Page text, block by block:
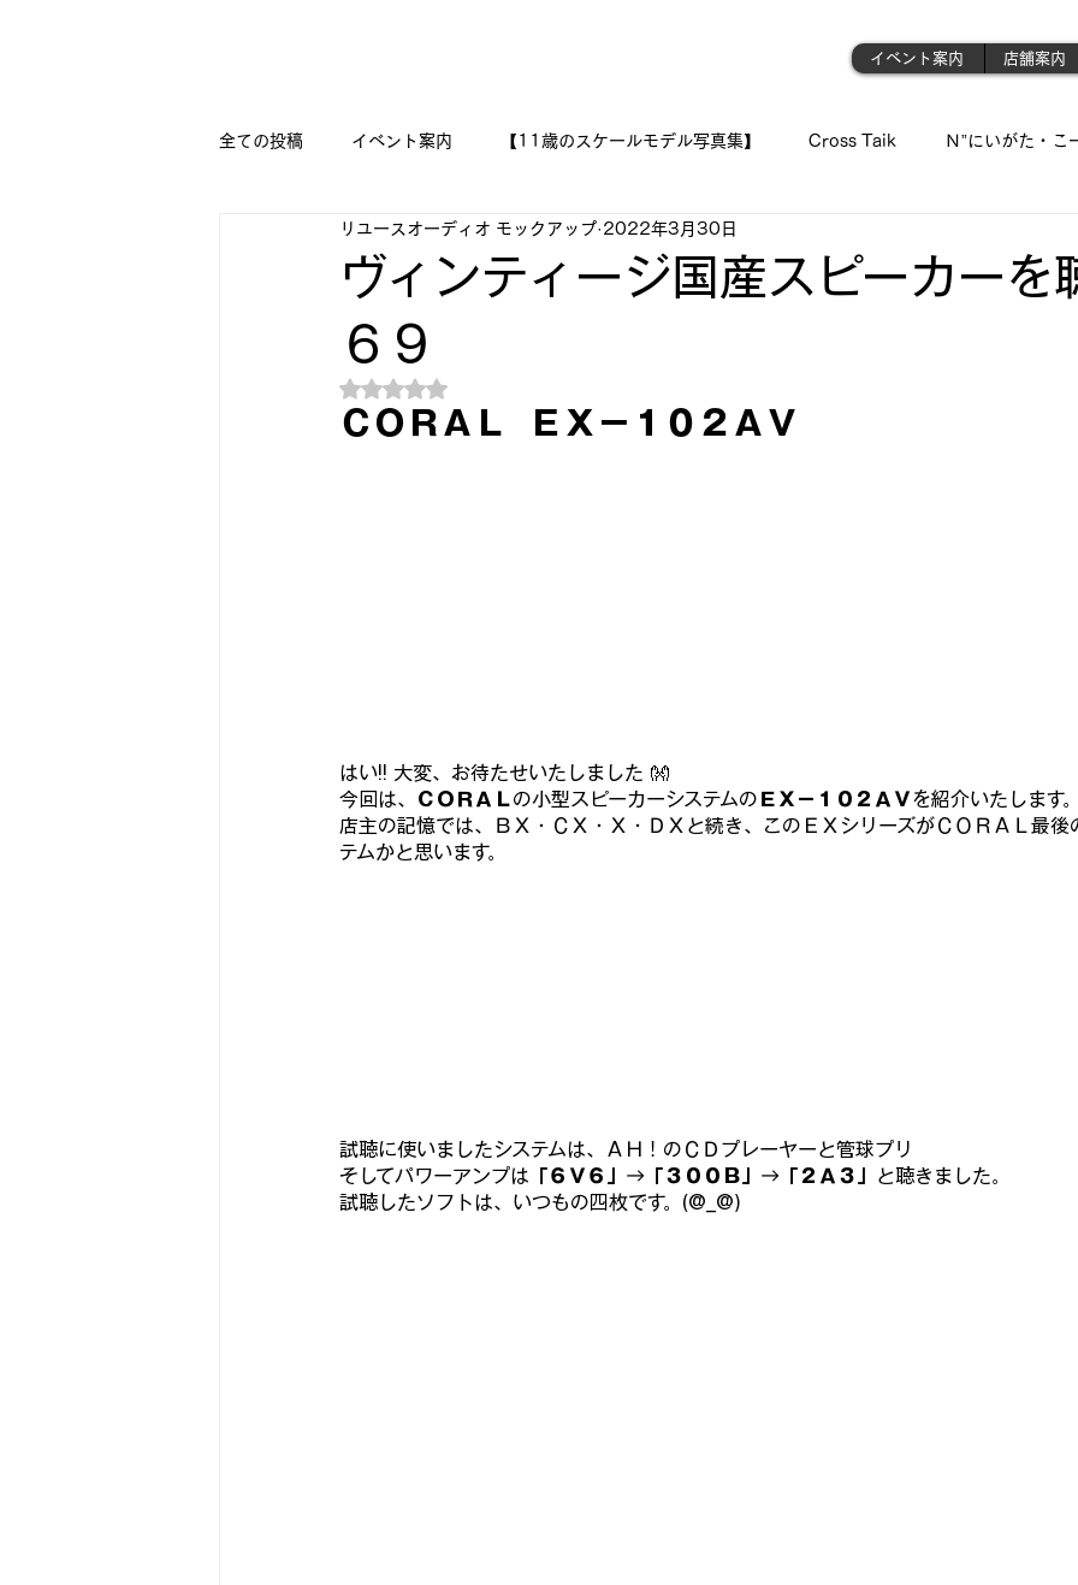
イベント案内 店舗案内
全ての投稿 イベント案内 【11歳のスケールモデル写真集】 Cross Taik Ｎ”にいがた・こ
【二刀流モデラー奮闘記】 Mockupの音波実習室!!
『今日は美術の時間です!!』
🔧メカニックの作品集 🔨 🛩 我が青春のプラ模型 🛥 『モデラーＮ氏の製作記録』
『パワーモデル作品集💪』 ヨンパチ飛行場✈✈✈
ヴィンティージ国産スピーカー
６９
リユースオーディオ モックアップ 2022年3月30日
5つ星のうちNaNと評価されています。
ＣＯＲＡＬ  ＥＸ－１０２ＡＶ
はい!! 大変、お待たせいたしました 👐
今回は、
ＣＯＲＡＬの小型スピーカーシステムの ＥＸ－１０２ＡＶを紹介いたします。
店主の記憶では、ＢＸ・ＣＸ・Ｘ・ＤＸと続き、このＥＸシリーズがＣＯＲＡＬ最後
テムかと思います。
試聴に使いましたシステムは、ＡＨ！のＣＤプレーヤーと管球プリ
そしてパワーアンプは 「６Ｖ６」 → 「３００Ｂ」 → 「２Ａ３」
と聴きました。
試聴したソフトは、いつもの四枚です。(@_@)